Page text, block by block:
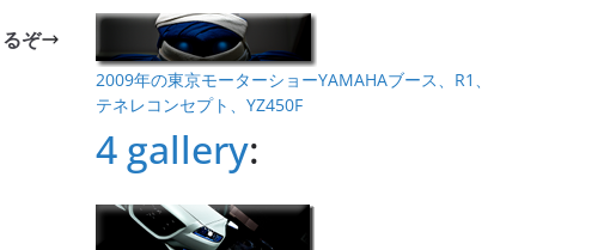
ぞ
2009年の東京モーターショーYAMAHAブース、R1、
テネレコンセプト、YZ450F
4 gallery: